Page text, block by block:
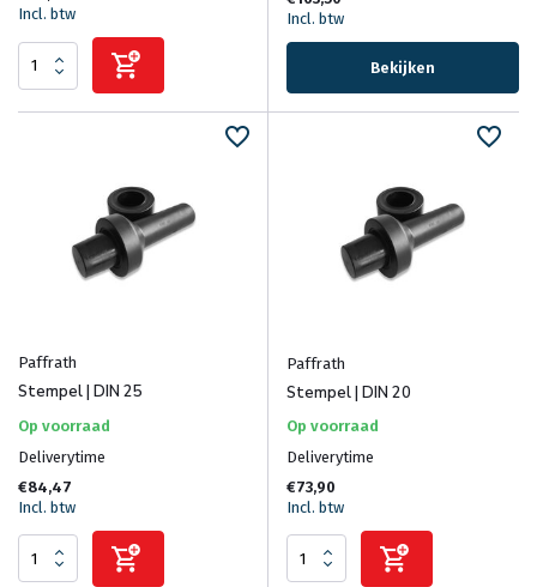
Incl. btw
Incl. btw
Bekijken
Paffrath
Stempel | DIN 25
Op voorraad
Deliverytime
€84,47
Incl. btw
Paffrath
Stempel | DIN 20
Op voorraad
Deliverytime
€73,90
Incl. btw